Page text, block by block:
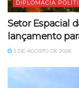
DIPLOMACIA
Setor Espacial
lançamento
5 DE AGOSTO DE 2026